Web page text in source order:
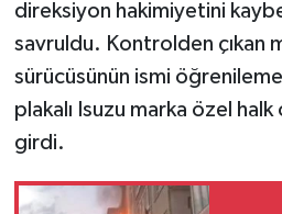
direksiyon hakimiyetini
savruldu. Kontrolden çıkan
sürücüsünün ismi
plakalı Isuzu marka özel
girdi.